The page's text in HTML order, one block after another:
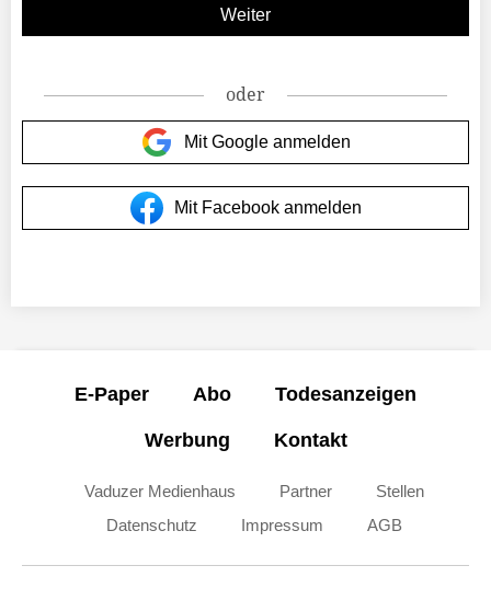
oder
Mit Google anmelden
Mit Facebook anmelden
E-Paper Abo Todesanzeigen
Werbung Kontakt
Vaduzer Medienhaus Partner
Stellen
Datenschutz
Impressum AGB